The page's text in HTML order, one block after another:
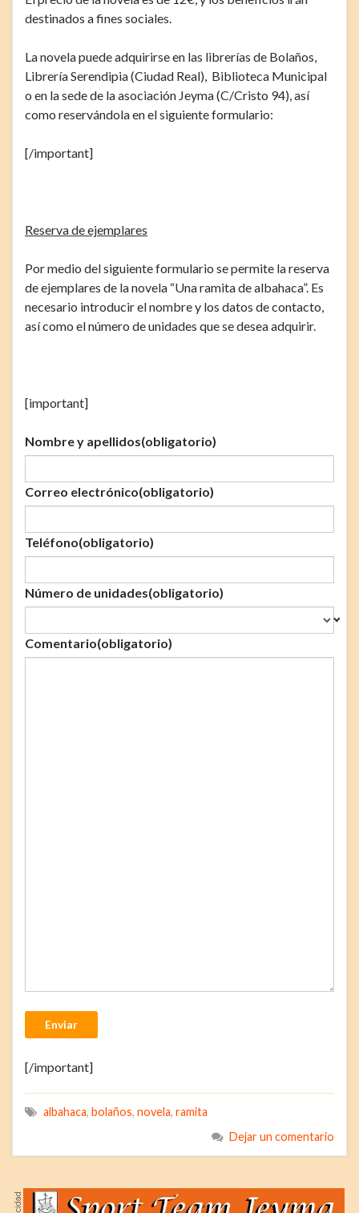
destinados a fines sociales.
La novela puede adquirirse en las librerías de Bolaños,
Librería Serendipia (Ciudad Real), Biblioteca Municipal
o en la sede de la asociación Jeyma (C/Cristo 94), así
como reservándola en el siguiente formulario:
[/important]
Reserva de ejemplares
Por medio del siguiente formulario se permite la reserva
de ejemplares de la novela “Una ramita de albahaca”. Es
necesario introducir el nombre y los datos de contacto,
así como el número de unidades que se desea adquirir.
[important]
Nombre y apellidos(obligatorio)
Correo electrónico(obligatorio)
Teléfono(obligatorio)
Número de unidades(obligatorio)
Comentario(obligatorio)
Enviar
[/important]
albahaca, bolaños, novela, ramita
Dejar un comentario